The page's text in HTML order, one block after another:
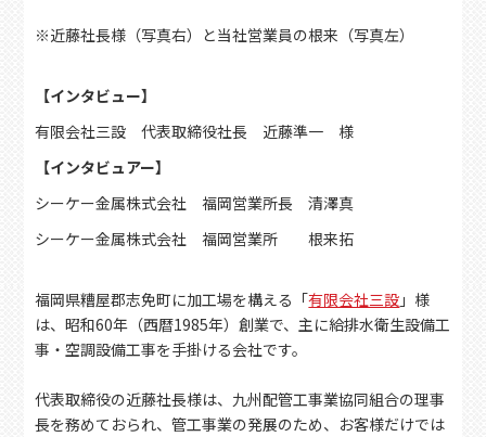
※近藤社長様（写真右）と当社営業員の根来（写真左）
【インタビュー】
有限会社三設 代表取締役社長 近藤準一 様
【インタビュアー】
シーケー金属株式会社 福岡営業所長 清澤真
シーケー金属株式会社 福岡営業所 根来拓
福岡県糟屋郡志免町に加工場を構える「有限会社三設 」様
は、昭和60年（西暦1985年）創業で、主に給排水衛生設備工
事・空調設備工事を手掛ける会社です。
代表取締役の近藤社長様は、九州配管工事業協同組合の理事
長を務めておられ、管工事業の発展のため、お客様だけでは